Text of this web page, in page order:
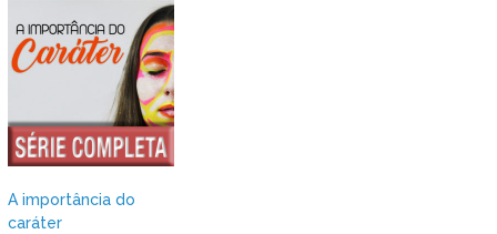
A importância do
caráter